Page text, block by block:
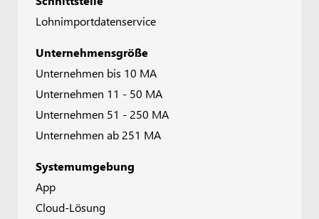
Lohnimportdatenservice
Unternehmensgröße
Unternehmen bis 10 MA
Unternehmen 11 - 50 MA
Unternehmen 51 - 250 MA
Unternehmen ab 251 MA
Systemumgebung
App
Cloud-Lösung